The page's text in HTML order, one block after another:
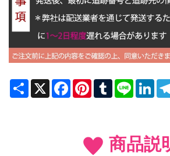
Share X FacebookPinterestTumblrLine
商品説